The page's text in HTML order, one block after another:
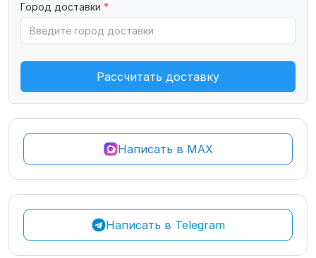
Город доставки *
Рассчитать доставку
Написать в MAX
Написать в Telegram